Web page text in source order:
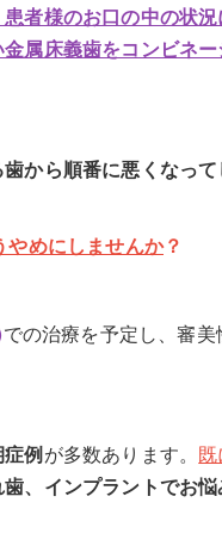
者様のお口の中の状
属床義歯をコンビネ
から順番に悪くなっ
めにしませんか？
での治療を予定し、審
例が多数あります。
、インプラントでお